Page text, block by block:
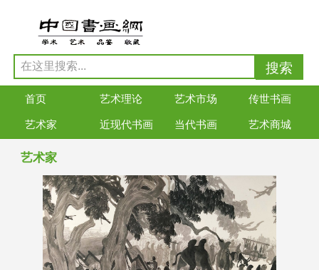
首页 艺术理论 艺术市场 传世书画
艺术家 近现代书画 当代书画 艺术商城
艺术家